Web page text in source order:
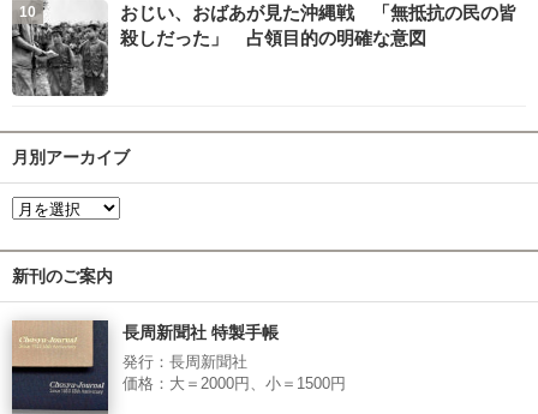
おじい、おばあが見た沖縄戦 「無抵抗の民の皆
殺しだった」 占領目的の明確な意図
月別アーカイブ
新刊のご案内
長周新聞社 特製手帳
発行：長周新聞社
価格：大＝2000円、小＝1500円